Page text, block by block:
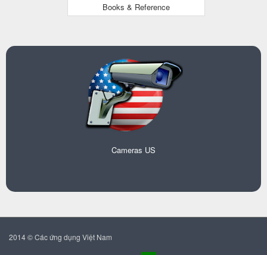
Books & Reference
Cameras US
2014 © Các ứng dụng Việt Nam